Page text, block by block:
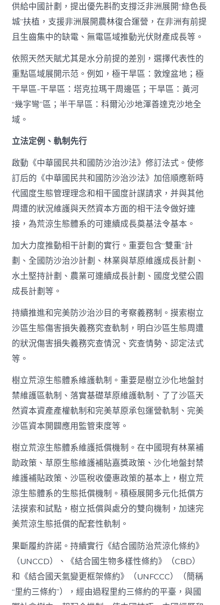
供給中國計劃，提出優先斟酌支撐泛非洲展開“綠色長
城”扶植，支援非洲展開農林復合運營，在非洲有前提
且生齒集中的缺電、無電區域推動光伏財產成長等。
依照天然天賦尤其是水分前提的差別，選擇代表性的
重點區域展開示范。例如，極干旱區：敦煌盆地；極
干旱區-干旱區：塔克拉瑪干周邊區；干旱區：黃河
“幾字彎”區；半干旱區：科爾沁沙地渾善達克沙地全
域。
立法定例、軌制先行
啟動《中華國民共和國防沙治沙法》修訂法式。使修
訂后的《中華國民共和國防沙治沙法》加倍順應新時
代國度生態管理理念和相干國度計謀請求，并與其他
周遭的狀況維護與天然資本方面的相干法令做好連
接，為荒涼生態體系的可連續成長奠基法令基本。
加大力度推動相干計劃的實行。重要包含“雙重”計
劃、全國防沙治沙計劃、林業與草原維護成長計劃、
水土堅持計劃、農業可連續成長計劃、國度戈壁公園
成長計劃等。
持續推進和完美防沙治沙目的考察義務制。摸索樹立
沙區生態傷害損失義務究查軌制，明白沙區生態周遭
的狀況傷害損失義務究查情況、究查情勢、認定法式
等。
樹立荒涼生態體系維護軌制。重要是樹立沙化地盤封
禁維護區軌制、落實基礎草原維護軌制、了了沙區天
然資本資產產權軌制和完美草原承包運營軌制、完美
沙區資本開闢應用監管束度等。
樹立荒涼生態體系維護抵償機制。在中國現有林業補
助政策、草原生態維護補貼嘉獎政策、沙化地盤封禁
維護補貼政策、沙區稅收優惠政策的基本上，樹立荒
涼生態體系的生態抵償機制。積極展開多元化抵償方
法摸索和試點，樹立抵償與處分的雙向機制，加速完
美荒涼生態抵償的配套性軌制。
果斷履約許諾。持續實行《結合國防治荒涼化條約》
（UNCCD）、《結合國生物多樣性條約》（CBD）
和《結合國天氣變更框架條約》（UNFCCC）（簡稱
“里約三條約”），經由過程里約三條約的平臺，與國